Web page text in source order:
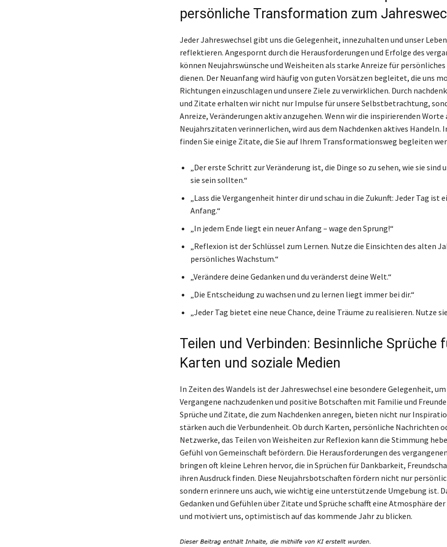
persönliche Transformation zum
Jeder Jahreswechsel gibt uns die Gelegenheit, innezuhalten und unser
reflektieren. Angespornt durch die Herausforderungen und Erfolge des
können Neujahrswünsche und Weisheiten als starke Anreize für
dienen. Der Neuanfang wird häufig von guten Vorsätzen begleitet, die uns
Richtungen einzuschlagen und unsere Ziele zu verwirklichen. Durch
und Zitate erhalten wir nicht nur Impulse für unsere Selbstbetrachtung,
Anreize, Veränderungen aktiv anzugehen. Wenn wir die inspirierenden Worte
Neujahrszitaten verinnerlichen, wird aus dem Nachdenken aktives Handeln.
finden Sie einige Zitate, die Sie auf Ihrem Transformationsweg begleiten
„Der erste Schritt zur Veränderung ist, die Dinge so zu sehen, wie sie sind
sie sein sollten.“
„Lass die Vergangenheit hinter dir und schau in die Zukunft: Jeder Tag ist
Anfang.“
„In jedem Ende liegt ein neuer Anfang – wage den Sprung!“
„Reflexion ist der Schlüssel zum Lernen. Nutze die Einsichten des alten
persönliches Wachstum.“
„Verändere deine Gedanken und du veränderst deine Welt.“
„Die Entscheidung zu wachsen und zu lernen liegt immer bei dir.“
„Jeder Tag bietet eine neue Chance, deine Träume zu realisieren. Nutze
Teilen und Verbinden: Besinnliche Sprüche
Karten und soziale Medien
In Zeiten des Wandels ist der Jahreswechsel eine besondere Gelegenheit, um
Vergangene nachzudenken und positive Botschaften mit Familie und
Sprüche und Zitate, die zum Nachdenken anregen, bieten nicht nur
stärken auch die Verbundenheit. Ob durch Karten, persönliche Nachrichten
Netzwerke, das Teilen von Weisheiten zur Reflexion kann die Stimmung
Gefühl von Gemeinschaft befördern. Die Herausforderungen des
bringen oft kleine Lehren hervor, die in Sprüchen für Dankbarkeit,
ihren Ausdruck finden. Diese Neujahrsbotschaften fördern nicht nur
sondern erinnere uns auch, wie wichtig eine unterstützende Umgebung ist.
Gedanken und Gefühlen über Zitate und Sprüche schafft eine Atmosphäre
und motiviert uns, optimistisch auf das kommende Jahr zu blicken.